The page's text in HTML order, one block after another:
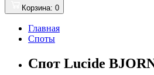
Корзина: 0
Главная
Споты
Спот Lucide